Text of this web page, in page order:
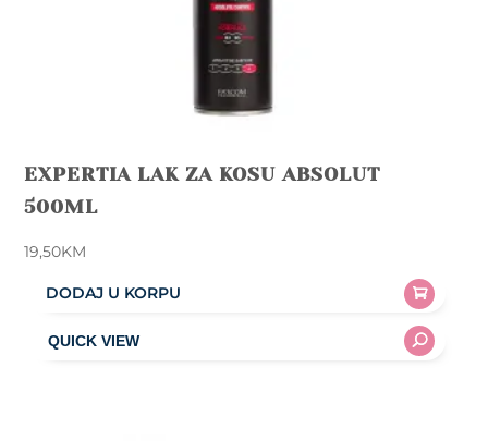
EXPERTIA LAK ZA KOSU ABSOLUT
500ML
19,50KM
DODAJ U KORPU